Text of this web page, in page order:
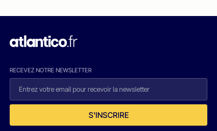
RECEVEZ NOTRE NEWSLETTER
S'INSCRIRE